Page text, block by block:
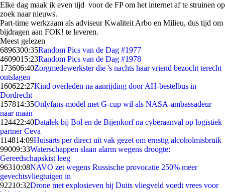
Elke dag maak ik even tijd voor de FP om het internet af te struinen op
zoek naar nieuws.
Part-time werkzaam als adviseur Kwaliteit Arbo en Milieu, dus tijd om
bijdragen aan FOK! te leveren.
Meest gelezen
6896300:35Random Pics van de Dag #1977
4609015:23Random Pics van de Dag #1978
173606:40Zorgmedewerkster die 's nachts haar vriend bezocht terecht
ontslagen
160622:27Kind overleden na aanrijding door AH-bestelbus in
Dordrecht
157814:35Onlyfans-model met G-cup wil als NASA-ambassadeur
naar maan
124422:40Datalek bij Bol en de Bijenkorf na cyberaanval op logistiek
partner Ceva
114814:09Huisarts per direct uit vak gezet om ernstig alcoholmisbruik
99009:33Waterschappen slaan alarm wegens droogte:
Gereedschapskist leeg
96310:08NAVO zet wegens Russische provocatie 250% meer
gevechtsvliegtuigen in
92210:32Drone met explosieven bij Duits vliegveld voedt vrees voor